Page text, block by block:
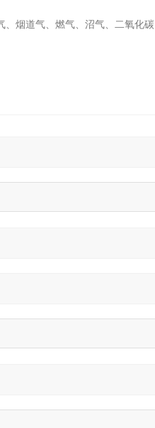
烟道气、燃气、沼气、二氧化